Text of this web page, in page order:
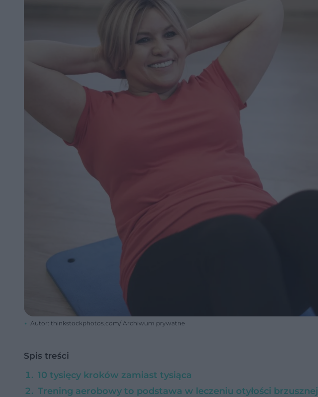
Autor: thinkstockphotos.com/ Archiwum prywatne
Spis treści
10 tysięcy kroków zamiast tysiąca
Trening aerobowy to podstawa w leczeniu otyłości brzusznej